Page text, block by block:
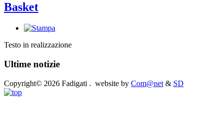
Basket
Testo in realizzazione
Ultime notizie
Copyright© 2026 Fadigati . website by Com@net & SD